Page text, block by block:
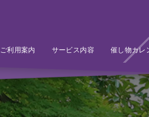
ご利用案内
Information サービス内容
Service 催し物カレ
Event